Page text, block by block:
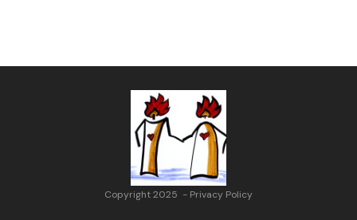
Copyright 2025 - Privacy Policy